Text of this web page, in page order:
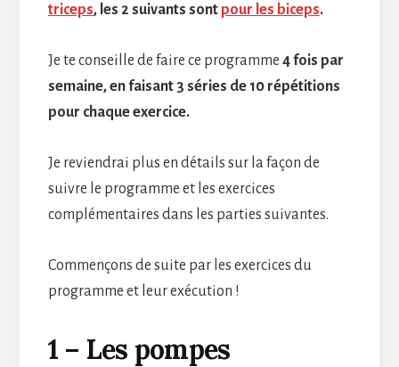
triceps, les 2 suivants sont pour les biceps.
Je te conseille de faire ce programme 4 fois par
semaine, en faisant 3 séries de 10 répétitions
pour chaque exercice.
Je reviendrai plus en détails sur la façon de
suivre le programme et les exercices
complémentaires dans les parties suivantes.
Commençons de suite par les exercices du
programme et leur exécution !
1 – Les pompes